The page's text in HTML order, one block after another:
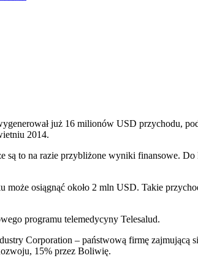
już 16 milionów USD przychodu,
2014.
to na razie przybliżone wyniki finansowe.
osiągnąć około 2 mln USD. Takie
programu telemedycyny Telesalud.
Corporation – państwową firmę zajmującą
15% przez Boliwię.